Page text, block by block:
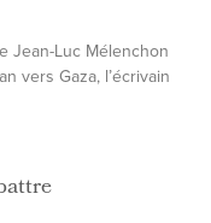
Jean-Luc Mélenchon
vers Gaza, l’écrivain